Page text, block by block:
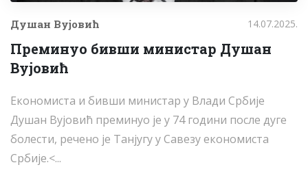
Душан Вујовић 14.07.2025.
Преминуо бивши министар Душан
Вујовић
Економиста и бивши министар у Влади Србије
Душан Вујовић преминуо је у 74 години после дуге
болести, речено је Танјугу у Савезу економиста
Србије.<...